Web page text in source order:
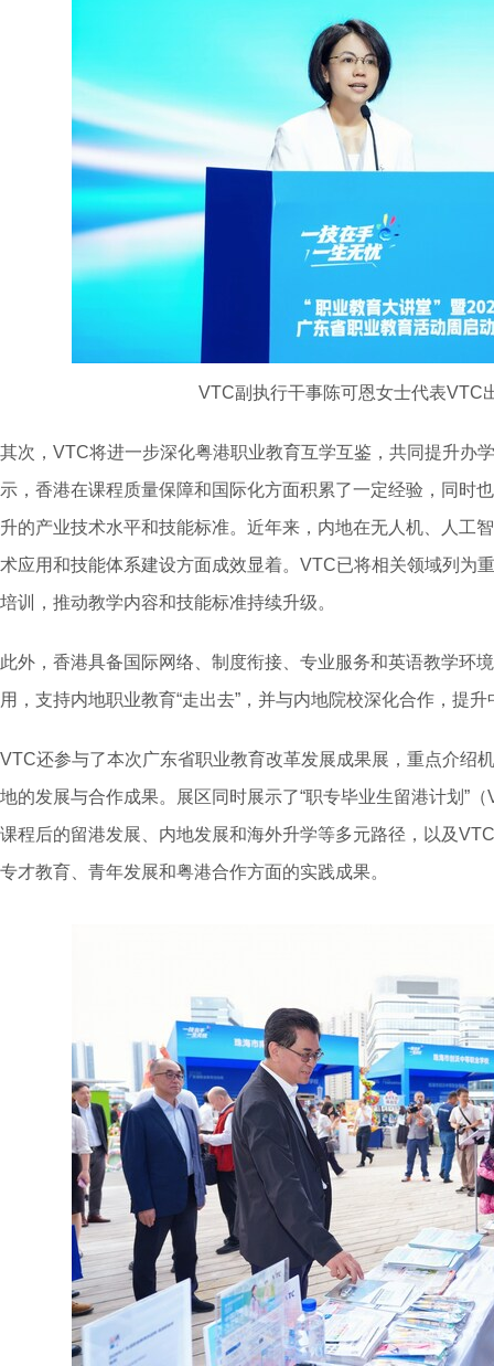
VTC副执行干事陈可恩女士代表VTC
其次，VTC将进一步深化粤港职业教育互学互鉴，共同提升办
示，香港在课程质量保障和国际化方面积累了一定经验，同时
升的产业技术水平和技能标准。近年来，内地在无人机、人工
术应用和技能体系建设方面成效显着。VTC已将相关领域列为
培训，推动教学内容和技能标准持续升级。
此外，香港具备国际网络、制度衔接、专业服务和英语教学环
用，支持内地职业教育“走出去”，并与内地院校深化合作，提
VTC还参与了本次广东省职业教育改革发展成果展，重点介绍
地的发展与合作成果。展区同时展示了“职专毕业生留港计划”
课程后的留港发展、内地发展和海外升学等多元路径，以及
专才教育、青年发展和粤港合作方面的实践成果。